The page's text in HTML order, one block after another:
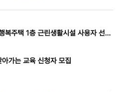
[공고] 정왕 어울림센터 LH행복주택 1층 근린생활시설 사용자 선정(5)
가는 교육 신청자 모집